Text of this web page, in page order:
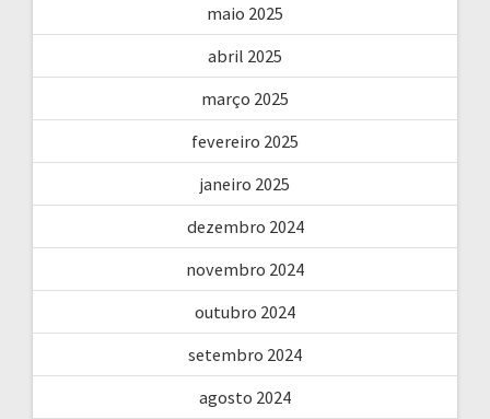
maio 2025
abril 2025
março 2025
fevereiro 2025
janeiro 2025
dezembro 2024
novembro 2024
outubro 2024
setembro 2024
agosto 2024